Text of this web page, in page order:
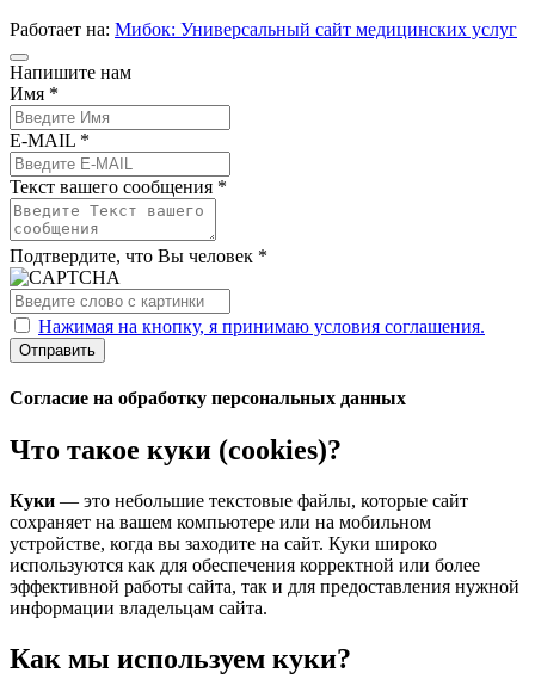
Работает на: Мибок: Универсальный сайт медицинских услуг
Напишите нам
Имя *
E-MAIL *
Текст вашего сообщения *
Подтвердите, что Вы человек *
Нажимая на кнопку, я принимаю условия соглашения.
Отправить
Согласие на обработку персональных данных
Что такое куки (cookies)?
Куки — это небольшие текстовые файлы, которые сайт
сохраняет на вашем компьютере или на мобильном
устройстве, когда вы заходите на сайт. Куки широко
используются как для обеспечения корректной или более
эффективной работы сайта, так и для предоставления нужной
информации владельцам сайта.
Как мы используем куки?